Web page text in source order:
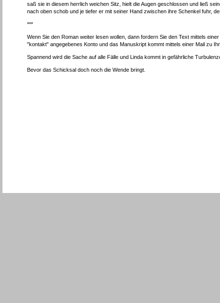
saß sie in diesem herrlich weichen Sitz, hielt die Augen geschlossen und ließ
nach oben schob und je tiefer er mit seiner Hand zwischen ihre Schenkel fuhr,
***
Wenn Sie den Roman weiter lesen wollen, dann fordern Sie den Text mittels
"kontakt" angegebenes Konto und das Manuskript kommt mittels einer Mail zu
Spannend wird die Sache auf alle Fälle und Linda kommt in gefährliche
Bevor das Schicksal doch noch die Wende bringt.